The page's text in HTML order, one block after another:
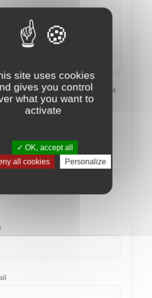
que mes informations soient
pour répondre à ma demande.
site uses cookies
gives you control
what you want to
activate
OK, accept all
all cookies
Personalize